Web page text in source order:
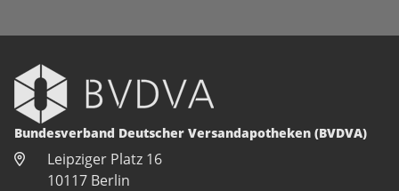
Bundesverband Deutscher Versandapotheken (BVDVA)
Leipziger Platz 16
10117 Berlin